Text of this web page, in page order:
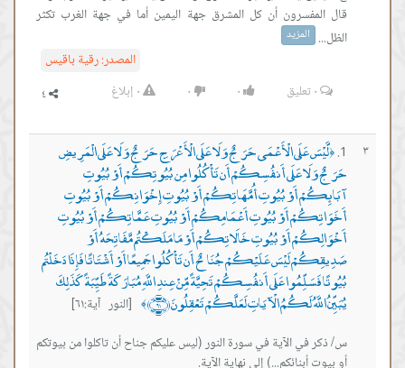
قال المفسرون أن كل المشرق جهة اليمين أما في جهة الغرب تكثر
الظل... المزيد
المصدر:رقية باقيس
٠تعليق ٠ ٠ ٠ إبلاغ
٣ ﴿لَّيْسَ عَلَى الْأَعْمَى حَرَجٌ وَلَا عَلَى الْأَعْرَجِ حَرَجٌ وَلَا عَلَى الْمَرِيضِ
حَرَجٌ وَلَا عَلَى أَنفُسِكُمْ أَن تَأْكُلُوا مِن بُيُوتِكُمْ أَوْ بُيُوتِ
آبَائِكُمْ أَوْ بُيُوتِ أُمَّهَاتِكُمْ أَوْ بُيُوتِ إِخْوَانِكُمْ أَوْ بُيُوتِ
أَخَوَاتِكُمْ أَوْ بُيُوتِ أَعْمَامِكُمْ أَوْ بُيُوتِ عَمَّاتِكُمْ أَوْ بُيُوتِ
أَخْوَالِكُمْ أَوْ بُيُوتِ خَالَاتِكُمْ أَوْ مَا مَلَكْتُم مَّفَاتِحَهُ أَوْ
صَدِيقِكُمْ لَيْسَ عَلَيْكُمْ جُنَاحٌ أَن تَأْكُلُوا جَمِيعًا أَوْ أَشْتَاتًا فَإِذَا دَخَلْتُم
بُيُوتًا فَسَلِّمُوا عَلَى أَنفُسِكُمْ تَحِيَّةً مِّنْ عِندِ اللَّهِ مُبَارَكَةً طَيِّبَةً كَذَلِكَ
يُبَيِّنُ اللَّهُ لَكُمُ الْآيَاتِ لَعَلَّكُمْ تَعْقِلُونَ ﴿٦١﴾ ﴾
[النور آية:٦١]
س/ ذكر في الآية في سورة النور (ليس عليكم جناح أن تاكلوا من بيوتكم